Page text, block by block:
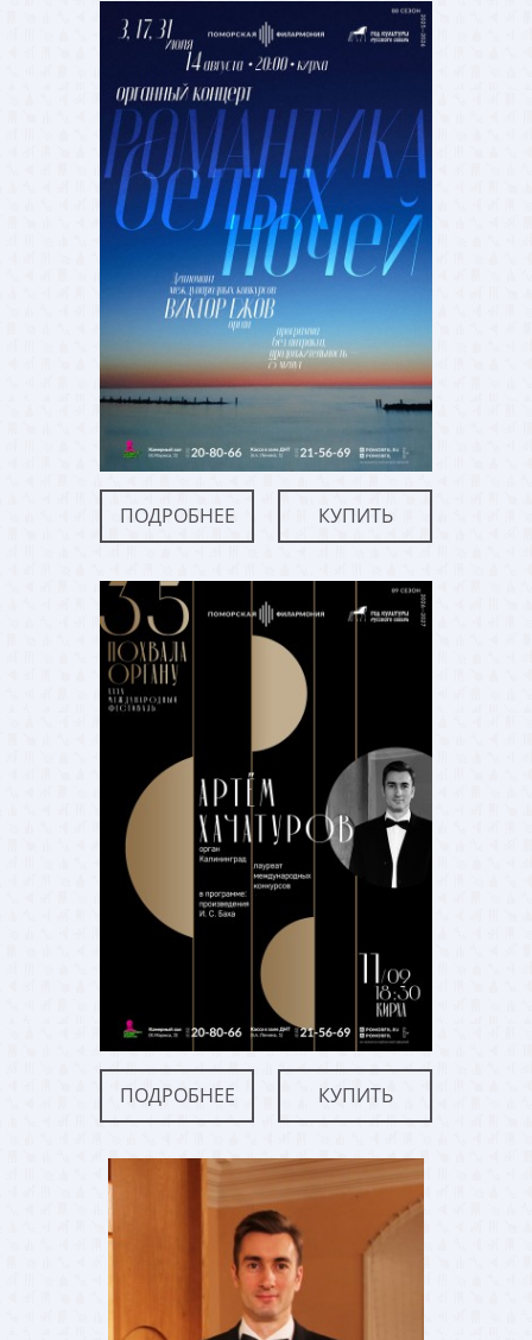
ПОДРОБНЕЕ КУПИТЬ
ПОДРОБНЕЕ КУПИТЬ